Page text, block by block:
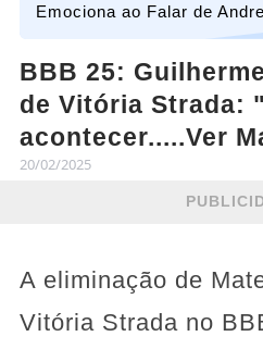
Emociona ao Falar de
BBB 25:
de Vitória Strada:
acontecer.....Ver
20/02/2025
A eliminação de
Vitória Strada no